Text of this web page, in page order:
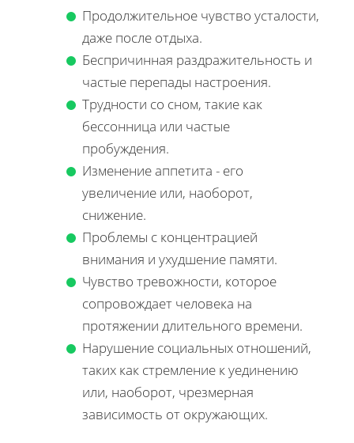
Продолжительное чувство усталости,
даже после отдыха.
Беспричинная раздражительность и
частые перепады настроения.
Трудности со сном, такие как
бессонница или частые
пробуждения.
Изменение аппетита - его
увеличение или, наоборот,
снижение.
Проблемы с концентрацией
внимания и ухудшение памяти.
Чувство тревожности, которое
сопровождает человека на
протяжении длительного времени.
Нарушение социальных отношений,
таких как стремление к уединению
или, наоборот, чрезмерная
зависимость от окружающих.